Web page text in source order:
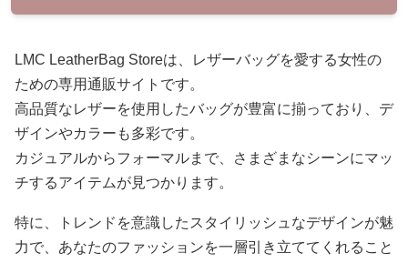
LMC LeatherBag Storeは、レザーバッグを愛する女性の
ための専用通販サイトです。
高品質なレザーを使用したバッグが豊富に揃っており、デ
ザインやカラーも多彩です。
カジュアルからフォーマルまで、さまざまなシーンにマッ
チするアイテムが見つかります。
特に、トレンドを意識したスタイリッシュなデザインが魅
力で、あなたのファッションを一層引き立ててくれること